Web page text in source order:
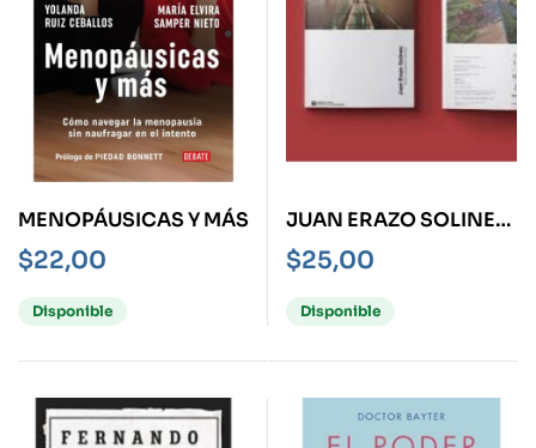
MENOPÁUSICAS Y MÁS
$22,00
Disponible
JUAN ERAZO SOLINES
OBRAS Y PROYECTOS
005/025
$25,00
Disponible